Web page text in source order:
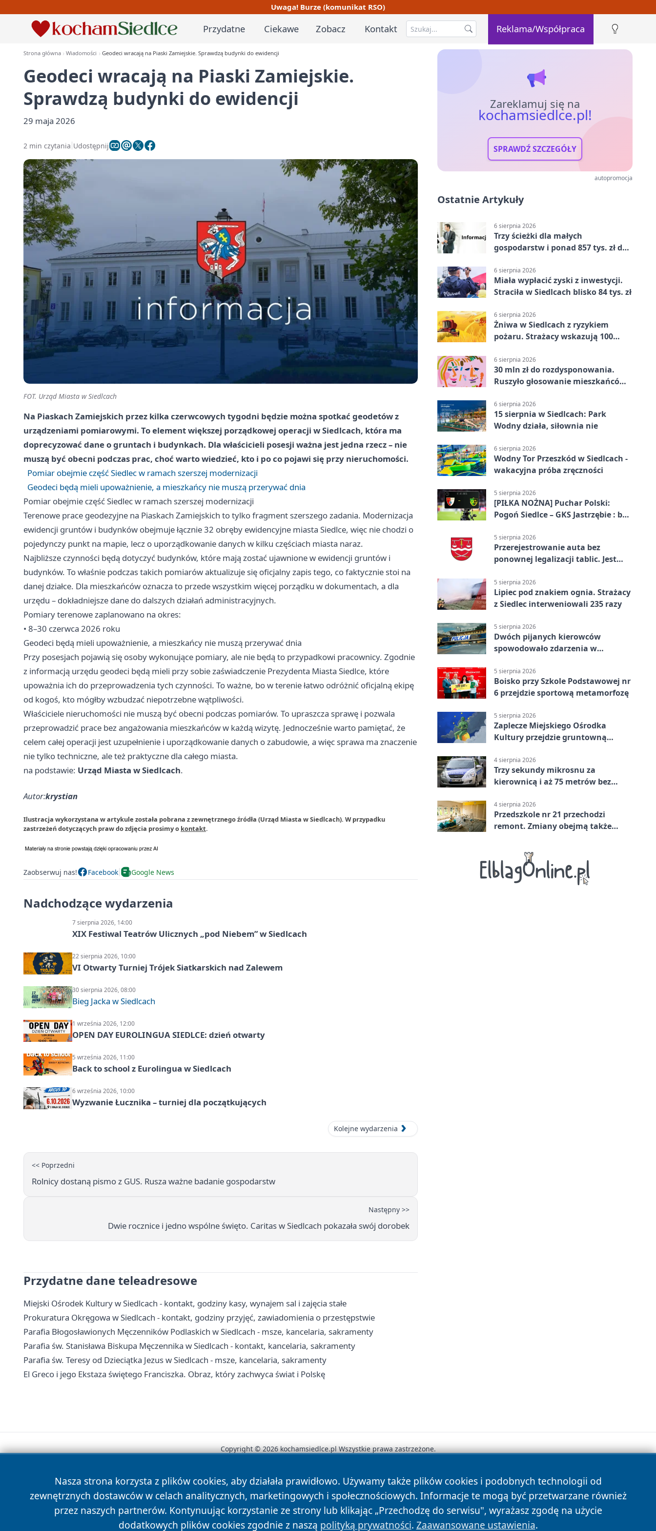
Uwaga! Burze (komunikat RSO)
Przydatne Ciekawe Zobacz Kontakt Reklama/Współpraca
Strona główna Wiadomości Geodeci wracają na Piaski Zamiejskie. Sprawdzą budynki do ewidencji
Geodeci wracają na Piaski Zamiejskie.
Sprawdzą budynki do ewidencji
29 maja 2026
2 min czytania Udostępnij
FOT. Urząd Miasta w Siedlcach
Na Piaskach Zamiejskich przez kilka czerwcowych tygodni będzie można spotkać geodetów z
urządzeniami pomiarowymi. To element większej porządkowej operacji w Siedlcach, która ma
doprecyzować dane o gruntach i budynkach. Dla właścicieli posesji ważna jest jedna rzecz – nie
muszą być obecni podczas prac, choć warto wiedzieć, kto i po co pojawi się przy nieruchomości.
Pomiar obejmie część Siedlec w ramach szerszej modernizacji
Geodeci będą mieli upoważnienie, a mieszkańcy nie muszą przerywać dnia
Pomiar obejmie część Siedlec w ramach szerszej modernizacji
Terenowe prace geodezyjne na Piaskach Zamiejskich to tylko fragment szerszego zadania. Modernizacja
ewidencji gruntów i budynków obejmuje łącznie 32 obręby ewidencyjne miasta Siedlce, więc nie chodzi o
pojedynczy punkt na mapie, lecz o uporządkowanie danych w kilku częściach miasta naraz.
Najbliższe czynności będą dotyczyć budynków, które mają zostać ujawnione w ewidencji gruntów i
budynków. To właśnie podczas takich pomiarów aktualizuje się oficjalny zapis tego, co faktycznie stoi na
danej działce. Dla mieszkańców oznacza to przede wszystkim więcej porządku w dokumentach, a dla
urzędu – dokładniejsze dane do dalszych działań administracyjnych.
Pomiary terenowe zaplanowano na okres:
• 8–30 czerwca 2026 roku
Geodeci będą mieli upoważnienie, a mieszkańcy nie muszą przerywać dnia
Przy posesjach pojawią się osoby wykonujące pomiary, ale nie będą to przypadkowi pracownicy. Zgodnie
z informacją urzędu geodeci będą mieli przy sobie zaświadczenie Prezydenta Miasta Siedlce, które
upoważnia ich do przeprowadzenia tych czynności. To ważne, bo w terenie łatwo odróżnić oficjalną ekipę
od kogoś, kto mógłby wzbudzać niepotrzebne wątpliwości.
Właściciele nieruchomości nie muszą być obecni podczas pomiarów. To upraszcza sprawę i pozwala
przeprowadzić prace bez angażowania mieszkańców w każdą wizytę. Jednocześnie warto pamiętać, że
celem całej operacji jest uzupełnienie i uporządkowanie danych o zabudowie, a więc sprawa ma znaczenie
nie tylko techniczne, ale też praktyczne dla całego miasta.
na podstawie: Urząd Miasta w Siedlcach.
Autor:krystian
Ilustracja wykorzystana w artykule została pobrana z zewnętrznego źródła (Urząd Miasta w Siedlcach). W przypadku
zastrzeżeń dotyczących praw do zdjęcia prosimy o kontakt.
Zaobserwuj nas! Facebook Google News
Nadchodzące wydarzenia
7 sierpnia 2026, 14:00
XIX Festiwal Teatrów Ulicznych „pod Niebem” w Siedlcach
22 sierpnia 2026, 10:00
VI Otwarty Turniej Trójek Siatkarskich nad Zalewem
30 sierpnia 2026, 08:00
Bieg Jacka w Siedlcach
1 września 2026, 12:00
OPEN DAY EUROLINGUA SIEDLCE: dzień otwarty
5 września 2026, 11:00
Back to school z Eurolingua w Siedlcach
6 września 2026, 10:00
Wyzwanie Łucznika – turniej dla początkujących
Kolejne wydarzenia
<< Poprzedni
Rolnicy dostaną pismo z GUS. Rusza ważne badanie gospodarstw
Następny >>
Dwie rocznice i jedno wspólne święto. Caritas w Siedlcach pokazała swój dorobek
Przydatne dane teleadresowe
Miejski Ośrodek Kultury w Siedlcach - kontakt, godziny kasy, wynajem sal i zajęcia stałe
Prokuratura Okręgowa w Siedlcach - kontakt, godziny przyjęć, zawiadomienia o przestępstwie
Parafia Błogosławionych Męczenników Podlaskich w Siedlcach - msze, kancelaria, sakramenty
Parafia św. Stanisława Biskupa Męczennika w Siedlcach - kontakt, kancelaria, sakramenty
Parafia św. Teresy od Dzieciątka Jezus w Siedlcach - msze, kancelaria, sakramenty
El Greco i jego Ekstaza świętego Franciszka. Obraz, który zachwyca świat i Polskę
Zareklamuj się na
kochamsiedlce.pl!
SPRAWDŹ SZCZEGÓŁY
autopromocja
Ostatnie Artykuły
6 sierpnia 2026
Trzy ścieżki dla małych
gospodarstw i ponad 857 tys. zł do
6 sierpnia 2026
Miała wypłacić zyski z inwestycji.
Straciła w Siedlcach blisko 84 tys. zł
6 sierpnia 2026
Żniwa w Siedlcach z ryzykiem
pożaru. Strażacy wskazują 100
6 sierpnia 2026
30 mln zł do rozdysponowania.
Ruszyło głosowanie mieszkańców
6 sierpnia 2026
15 sierpnia w Siedlcach: Park
Wodny działa, siłownia nie
6 sierpnia 2026
Wodny Tor Przeszkód w Siedlcach -
wakacyjna próba zręczności
5 sierpnia 2026
[PIŁKA NOŻNA] Puchar Polski:
Pogoń Siedlce – GKS Jastrzębie : bez
5 sierpnia 2026
Przerejestrowanie auta bez
ponownej legalizacji tablic. Jest
5 sierpnia 2026
Lipiec pod znakiem ognia. Strażacy
z Siedlec interweniowali 235 razy
5 sierpnia 2026
Dwóch pijanych kierowców
spowodowało zdarzenia w
5 sierpnia 2026
Boisko przy Szkole Podstawowej nr
6 przejdzie sportową metamorfozę
5 sierpnia 2026
Zaplecze Miejskiego Ośrodka
Kultury przejdzie gruntowną
4 sierpnia 2026
Trzy sekundy mikrosnu za
kierownicą i aż 75 metrów bez
4 sierpnia 2026
Przedszkole nr 21 przechodzi
remont. Zmiany obejmą także
Nasza strona korzysta z plików cookies, aby działała prawidłowo. Używamy także plików cookies i podobnych technologii od
zewnętrznych dostawców w celach analitycznych, marketingowych i społecznościowych. Informacje te mogą być przetwarzane również
przez naszych partnerów. Kontynuując korzystanie ze strony lub klikając „Przechodzę do serwisu", wyrażasz zgodę na użycie
dodatkowych plików cookies zgodnie z naszą polityką prywatności. Zaawansowane ustawienia.
Copyright © 2026 kochamsiedlce.pl Wszystkie prawa zastrzeżone.
News Autorzy Polityka Prywatności Polityka Cookies